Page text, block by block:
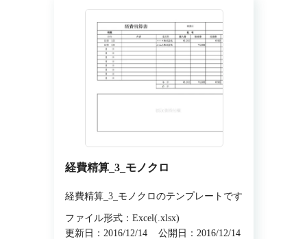
経費精算_3_モノクロ
経費精算_3_モノクロのテンプレートです
ファイル形式：Excel(.xlsx)
更新日：2016/12/14
公開日：2016/12/14